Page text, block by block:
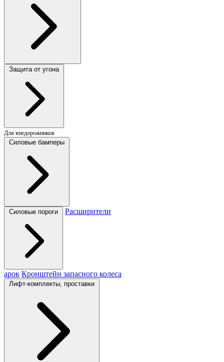
Защита от угона
Для внедорожников
Силовые бамперы
Силовые пороги Расширители
арок Кронштейн запасного колеса
Лифт-комплекты, проставки